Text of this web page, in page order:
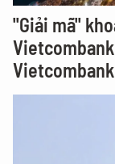
"Giải mã"